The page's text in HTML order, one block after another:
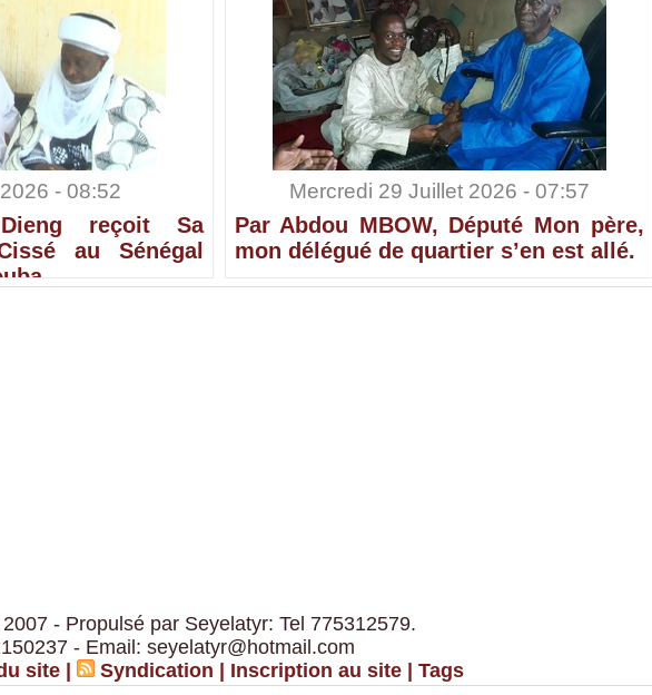
- 08:52
reçoit Sa
au Sénégal
Mercredi 29 Juillet 2026 - 07:57
Par Abdou MBOW, Député Mon père,
mon délégué de quartier s’en est allé.
- Propulsé par Seyelatyr: Tel 775312579.
- Email: seyelatyr@hotmail.com
site Syndication Inscription au site Tags